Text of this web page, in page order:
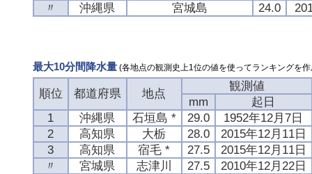
〃
沖縄県 宮城島 24.0
最大10分間降水量(各地点の観測史上1位の値を使ってランキングを作
順位 都道府県 地点
観測値
mm
起日
1
沖縄県 石垣島 * 29.0
1952年12月7日
2
高知県 大栃 28.0
2015年12月11日
3
高知県 宿毛 * 27.5
2015年12月11日
〃
宮城県 志津川 27.5
2010年12月22日